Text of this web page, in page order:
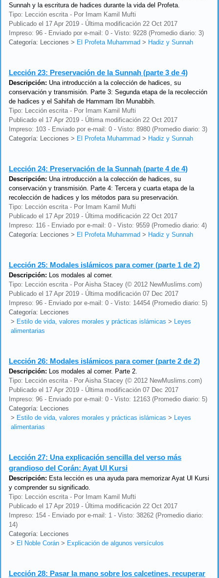
Sunnah y la escritura de hadices durante la vida del Profeta.
Tipo: Lección escrita - Por Imam Kamil Mufti
Publicado el 17 Apr 2019 - Última modificación 22 Oct 2017
Impreso: 96 - Enviado por e-mail: 0 - Visto: 9228 (Promedio diario: 3)
Categoría: Lecciones > El Profeta Muhammad > Hadiz y Sunnah
Lección 23: Preservación de la Sunnah (parte 3 de 4)
Descripción: Una introducción a la colección de hadices, su
conservación y transmisión. Parte 3: Segunda etapa de la recolección
de hadices y el Sahifah de Hammam Ibn Munabbih.
Tipo: Lección escrita - Por Imam Kamil Mufti
Publicado el 17 Apr 2019 - Última modificación 22 Oct 2017
Impreso: 103 - Enviado por e-mail: 0 - Visto: 8980 (Promedio diario: 3)
Categoría: Lecciones > El Profeta Muhammad > Hadiz y Sunnah
Lección 24: Preservación de la Sunnah (parte 4 de 4)
Descripción: Una introducción a la colección de hadices, su
conservación y transmisión. Parte 4: Tercera y cuarta etapa de la
recolección de hadices y los métodos para su preservación.
Tipo: Lección escrita - Por Imam Kamil Mufti
Publicado el 17 Apr 2019 - Última modificación 22 Oct 2017
Impreso: 116 - Enviado por e-mail: 0 - Visto: 9559 (Promedio diario: 4)
Categoría: Lecciones > El Profeta Muhammad > Hadiz y Sunnah
Lección 25: Modales islámicos para comer (parte 1 de 2)
Descripción: Los modales al comer.
Tipo: Lección escrita - Por Aisha Stacey (© 2012 NewMuslims.com)
Publicado el 17 Apr 2019 - Última modificación 07 Dec 2017
Impreso: 96 - Enviado por e-mail: 0 - Visto: 14454 (Promedio diario: 5)
Categoría: Lecciones
> Estilo de vida, valores morales y prácticas islámicas > Leyes
alimentarias
Lección 26: Modales islámicos para comer (parte 2 de 2)
Descripción: Los modales al comer. Parte 2.
Tipo: Lección escrita - Por Aisha Stacey (© 2012 NewMuslims.com)
Publicado el 17 Apr 2019 - Última modificación 07 Dec 2017
Impreso: 96 - Enviado por e-mail: 0 - Visto: 12163 (Promedio diario: 5)
Categoría: Lecciones
> Estilo de vida, valores morales y prácticas islámicas > Leyes
alimentarias
Lección 27: Una explicación sencilla del verso más
grandioso del Corán: Ayat Ul Kursi
Descripción: Esta lección es una ayuda para memorizar Ayat Ul Kursi
y comprender su significado.
Tipo: Lección escrita - Por Imam Kamil Mufti
Publicado el 17 Apr 2019 - Última modificación 22 Oct 2017
Impreso: 154 - Enviado por e-mail: 1 - Visto: 38262 (Promedio diario:
14)
Categoría: Lecciones
> El Noble Corán > Explicación de algunos versículos
Lección 28: Pasar la mano sobre los calcetines, recuperar